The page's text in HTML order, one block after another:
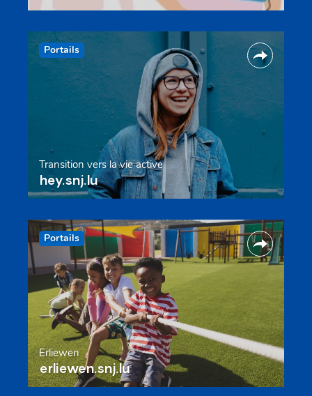
Portails
Transition vers la vie active
hey.snj.lu
Portails
Erliewen
erliewen.snj.lu